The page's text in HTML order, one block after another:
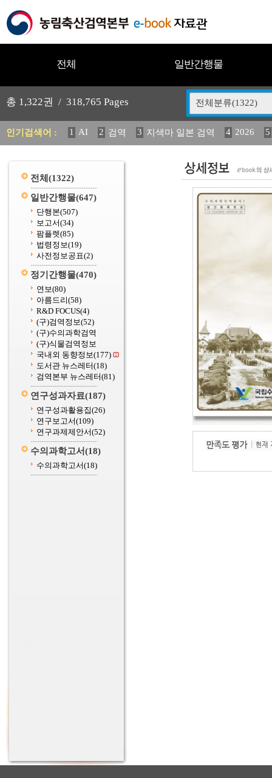
전체 일반간행물
총 1,322권 / 318,765 Pages 전체분류(1322)
인기검색어 : 1 AI 2 검역 3 지색마 일본 검역 4 2026
5
11 2025 12 중독성 식물 도감 13 (2013년도)
전체 (1322)
일반간행물(647)
단행본(507)
보고서(34)
팜플렛(85)
법령정보(19)
사전정보공표(2)
정기간행물(470)
연보(80)
아름드리(58)
R&D FOCUS(4)
(구)검역정보(52)
(구)수의과학검역
(구)식물검역정보
국내외 동향정보(177)
도서관 뉴스레터(18)
검역본부 뉴스레터(81)
연구성과자료(187)
연구성과활용집(26)
연구보고서(109)
연구과제제안서(52)
수의과학고서(18)
수의과학고서(18)